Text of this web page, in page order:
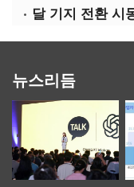
달 기지 전환 시
뉴스리듬